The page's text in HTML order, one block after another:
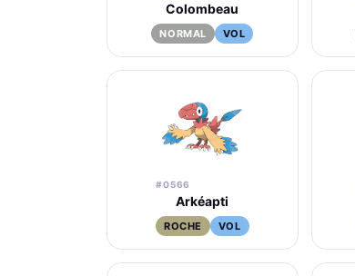
Colombeau
NORMAL VOL
#0566
Arkéapti
ROCHE VOL